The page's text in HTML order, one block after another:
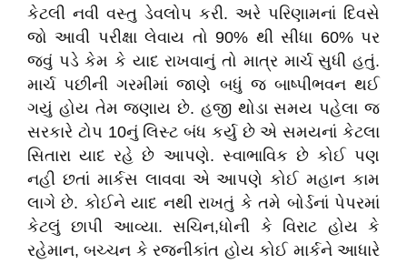
કેટલી નવી વસ્તુ ડેવલોપ કરી. અરે પરિણામનાં દિવસે
જો આવી પરીક્ષા લેવાય તો 90% થી સીધા 60% પર
જવું પડે કેમ કે યાદ રાખવાનું તો માત્ર માર્ચ સુધી હતું.
માર્ચ પછીની ગરમીમાં જાણે બધું જ બાષ્પીભવન થઈ
ગયું હોય તેમ જણાય છે. હજી થોડા સમય પહેલા જ
સરકારે ટોપ 10નું લિસ્ટ બંધ કર્યુ છે એ સમયનાં કેટલા
સિતારા યાદ રહે છે આપણે. સ્વાભાવિક છે કોઈ પણ
નહી છતાં માર્કસ લાવવા એ આપણે કોઈ મહાન કામ
લાગે છે. કોઈને યાદ નથી રાખતું કે તમે બોર્ડનાં પેપરમાં
કેટલું છાપી આવ્યા. સચિન,ધોની કે વિરાટ હોય કે
રહેમાન, બચ્ચન કે રજનીકાંત હોય કોઈ માર્કને આધારે